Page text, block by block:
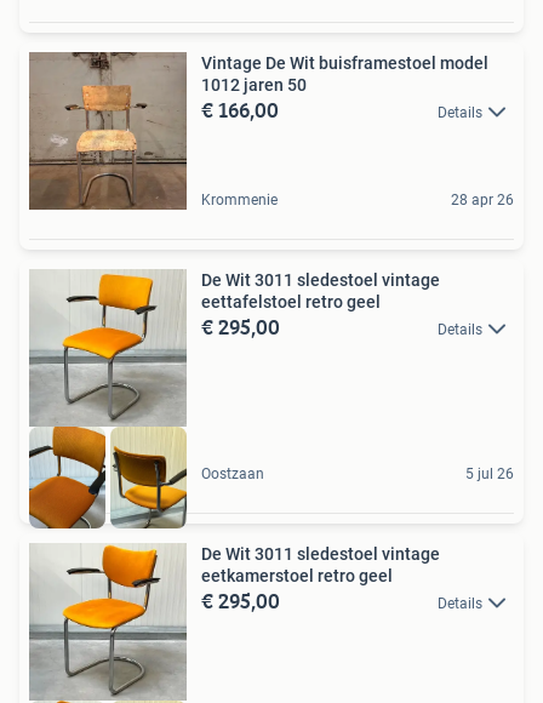
Vintage De Wit buisframestoel model
1012 jaren 50
€ 166,00 Details
Krommenie 28 apr 26
De Wit 3011 sledestoel vintage
eettafelstoel retro geel
€ 295,00 Details
Oostzaan 5 jul 26
De Wit 3011 sledestoel vintage
eetkamerstoel retro geel
€ 295,00 Details